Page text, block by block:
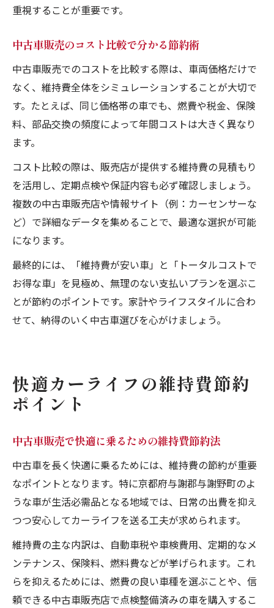
重視することが重要です。
中古車販売のコスト比較で分かる節約術
中古車販売でのコストを比較する際は、車両価格だけで
なく、維持費全体をシミュレーションすることが大切で
す。たとえば、同じ価格帯の車でも、燃費や税金、保険
料、部品交換の頻度によって年間コストは大きく異なり
ます。
コスト比較の際は、販売店が提供する維持費の見積もり
を活用し、定期点検や保証内容も必ず確認しましょう。
複数の中古車販売店や情報サイト（例：カーセンサーな
ど）で詳細なデータを集めることで、最適な選択が可能
になります。
最終的には、「維持費が安い車」と「トータルコストで
お得な車」を見極め、無理のない支払いプランを選ぶこ
とが節約のポイントです。家計やライフスタイルに合わ
せて、納得のいく中古車選びを心がけましょう。
快適カーライフの維持費節約
ポイント
中古車販売で快適に乗るための維持費節約法
中古車を長く快適に乗るためには、維持費の節約が重要
なポイントとなります。特に京都府与謝郡与謝野町のよ
うな車が生活必需品となる地域では、日常の出費を抑え
つつ安心してカーライフを送る工夫が求められます。
維持費の主な内訳は、自動車税や車検費用、定期的なメ
ンテナンス、保険料、燃料費などが挙げられます。これ
らを抑えるためには、燃費の良い車種を選ぶことや、信
頼できる中古車販売店で点検整備済みの車を購入するこ